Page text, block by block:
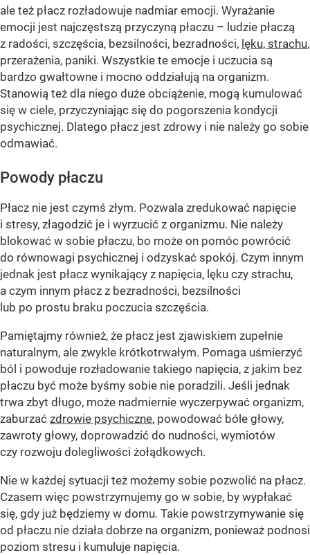
ale też płacz rozładowuje nadmiar emocji. Wyrażanie
emocji jest najczęstszą przyczyną płaczu – ludzie płaczą
z radości, szczęścia, bezsilności, bezradności, lęku, strachu,
przerażenia, paniki. Wszystkie te emocje i uczucia są
bardzo gwałtowne i mocno oddziałują na organizm.
Stanowią też dla niego duże obciążenie, mogą kumulować
się w ciele, przyczyniając się do pogorszenia kondycji
psychicznej. Dlatego płacz jest zdrowy i nie należy go sobie
odmawiać.
Powody płaczu
Płacz nie jest czymś złym. Pozwala zredukować napięcie
i stresy, złagodzić je i wyrzucić z organizmu. Nie należy
blokować w sobie płaczu, bo może on pomóc powrócić
do równowagi psychicznej i odzyskać spokój. Czym innym
jednak jest płacz wynikający z napięcia, lęku czy strachu,
a czym innym płacz z bezradności, bezsilności
lub po prostu braku poczucia szczęścia.
Pamiętajmy również, że płacz jest zjawiskiem zupełnie
naturalnym, ale zwykle krótkotrwałym. Pomaga uśmierzyć
ból i powoduje rozładowanie takiego napięcia, z jakim bez
płaczu być może byśmy sobie nie poradzili. Jeśli jednak
trwa zbyt długo, może nadmiernie wyczerpywać organizm,
zaburzać zdrowie psychiczne, powodować bóle głowy,
zawroty głowy, doprowadzić do nudności, wymiotów
czy rozwoju dolegliwości żołądkowych.
Nie w każdej sytuacji też możemy sobie pozwolić na płacz.
Czasem więc powstrzymujemy go w sobie, by wypłakać
się, gdy już będziemy w domu. Takie powstrzymywanie się
od płaczu nie działa dobrze na organizm, ponieważ podnosi
poziom stresu i kumuluje napięcia.